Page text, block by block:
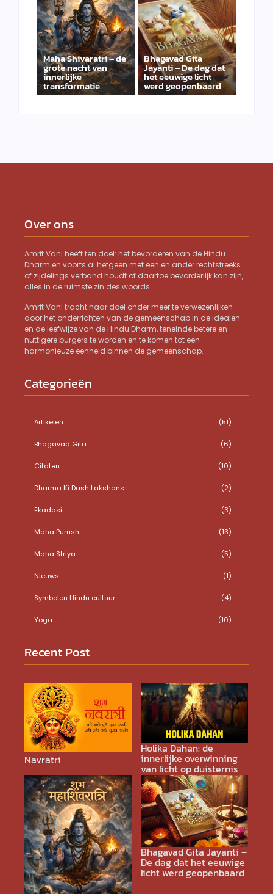
Maha Shivaratri – de
grote nacht van
innerlijke
transformatie
Bhagavad Gita
Jayanti – De dag dat
het eeuwige licht
werd geopenbaard
Over ons
Amrit Vani heeft ten doel: het bevorderen van de Hindu
Dharm en voorts al hetgeen met een en ander rechtstreeks
of zijdelings verband houdt of daartoe bevorderlijk kan zijn,
alles in de ruimste zin des woords.
Amrit Vani tracht haar doel onder meer te verwezenlijken
door het onderrichten van de gemeenschap in de idealen
en de leefwijze van de Hindu Dharm, teneinde betere en
nuttigere burgers te worden en te komen tot een
harmonieuze eenheid binnen de gemeenschap.
Categorieën
Artikelen (51)
Bhagavad Gita (6)
Citaten (10)
Dharma Ki Dash Lakshans (2)
Ekadasi (3)
Maha Purush (13)
Maha Striya (5)
Nieuws (1)
Symbolen Hindu cultuur (4)
Yoga (10)
Recent Post
Navratri
Holika Dahan: de
innerlijke overwinning
van licht op duisternis
Bhagavad Gita Jayanti –
De dag dat het eeuwige
licht werd geopenbaard